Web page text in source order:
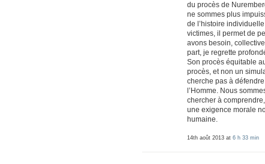
du procès de
ne sommes plus
de l’histoire
victimes, il permet de
avons besoin,
part, je regrette
Son procès équitable
procès, et non un
cherche pas à
l’Homme. Nous
chercher à
une exigence morale
humaine.
14th août 2013 at 6 h 33 min